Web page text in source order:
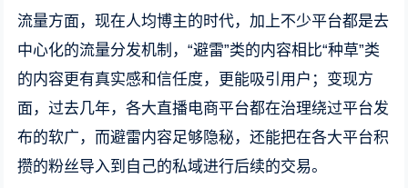
流量方面，现在人均博主的时代，加上不少平台都是去
中心化的流量分发机制，“避雷”类的内容相比“种草”类
的内容更有真实感和信任度，更能吸引用户；变现方
面，过去几年，各大直播电商平台都在治理绕过平台发
布的软广，而避雷内容足够隐秘，还能把在各大平台积
攒的粉丝导入到自己的私域进行后续的交易。